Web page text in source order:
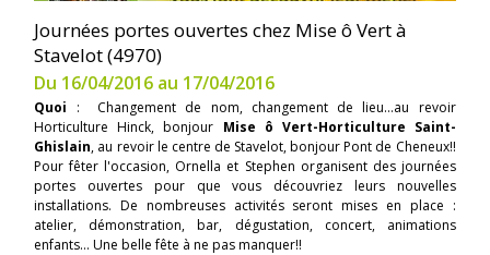
Journées portes ouvertes chez Mise ô Vert à
Stavelot (4970)
Du 16/04/2016 au 17/04/2016
Quoi : Changement de nom, changement de lieu...au revoir
Horticulture Hinck, bonjour Mise ô Vert-Horticulture Saint-
Ghislain, au revoir le centre de Stavelot, bonjour Pont de Cheneux!!
Pour fêter l'occasion, Ornella et Stephen organisent des journées
portes ouvertes pour que vous découvriez leurs nouvelles
installations. De nombreuses activités seront mises en place :
atelier, démonstration, bar, dégustation, concert, animations
enfants... Une belle fête à ne pas manquer!!